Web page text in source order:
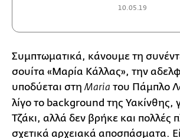
10.05.19
Συμπτωματικά, κάνουμε τη
σουίτα «Μαρία Κάλλας», την
υποδύεται στη Maria του Πάμπλο
λίγο το background της Υακίνθης,
Τζάκι, αλλά δεν βρήκε και πολλές
σχετικά αρχειακά αποσπάσματα.